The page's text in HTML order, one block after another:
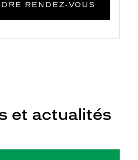
RENDEZ‑VOUS
et actualités